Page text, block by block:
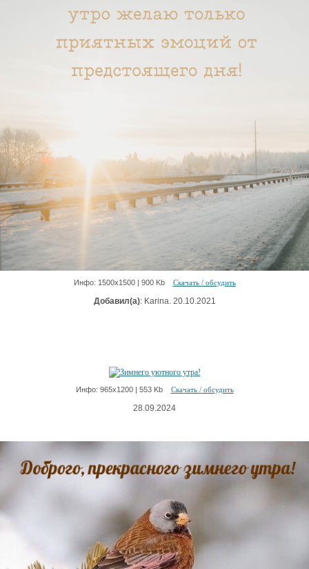
Инфо: 1500х1500 | 900 Kb Скачать / обсудить
Добавил(а): Karina. 20.10.2021
Инфо: 965х1200 | 553 Kb Скачать / обсудить
28.09.2024